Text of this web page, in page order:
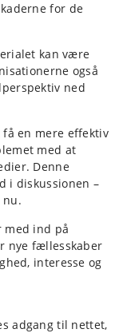
for de
kan være
også
ned
en mere effektiv
med at
Denne
i diskussionen –
nu.
med ind på
nye fællesskaber
interesse og
adgang til nettet,